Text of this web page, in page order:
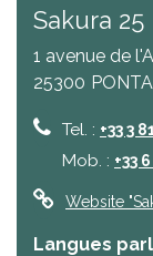
Sakura 25
1 avenue de
25300
Tel. : +33 3
Mob. : +33
Website
Langues